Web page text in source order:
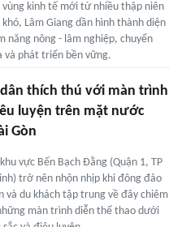
kinh tế mới từ nhiều thập niên
Lâm Giang dần hình thành diện
năng nông - lâm nghiệp, chuyển
và phát triển bền vững.
thích thú với màn trình
luyện trên mặt nước
Gòn
vực Bến Bạch Đằng (Quận 1, TP
trở nên nhộn nhịp khi đông đảo
và du khách tập trung về đây chiêm
màn trình diễn thể thao dưới